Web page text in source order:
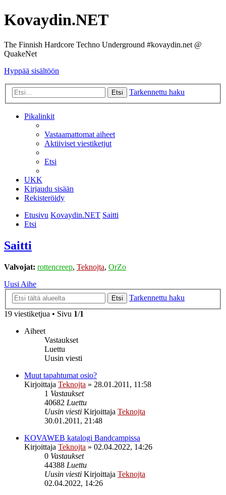
Kovaydin.NET
The Finnish Hardcore Techno Underground #kovaydin.net @
QuakeNet
Hyppää sisältöön
Etsi Tarkennettu haku
Pikalinkit
Vastaamattomat aiheet
Aktiiviset viestiketjut
Etsi
UKK
Kirjaudu sisään
Rekisteröidy
Etusivu Kovaydin.NET Saitti
Etsi
Saitti
Valvojat: rottencreep, Teknojta, OrZo
Uusi Aihe
Etsi
Tarkennettu haku
19 viestiketjua • Sivu 1/1
Aiheet
Vastaukset
Luettu
Uusin viesti
Muut tapahtumat osio?
Kirjoittaja Teknojta » 28.01.2011, 11:58
1 Vastaukset
40682 Luettu
Uusin viesti Kirjoittaja Teknojta
30.01.2011, 21:48
KOVAWEB katalogi Bandcampissa
Kirjoittaja Teknojta » 02.04.2022, 14:26
0 Vastaukset
44388 Luettu
Uusin viesti Kirjoittaja Teknojta
02.04.2022, 14:26